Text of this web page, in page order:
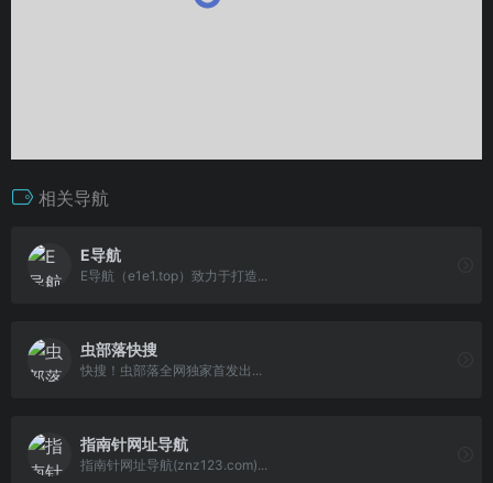
相关导航
E导航
E导航（e1e1.top）致力于打造...
虫部落快搜
快搜！虫部落全网独家首发出...
指南针网址导航
指南针网址导航(znz123.com)...